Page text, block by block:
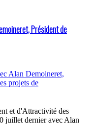
Président de
et d'Attractivité des
juillet dernier avec Alan